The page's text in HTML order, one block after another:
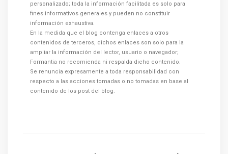
personalizado; toda la información facilitada es solo para
fines informativos generales y pueden no constituir
información exhaustiva.
En la medida que el blog contenga enlaces a otros
contenidos de terceros, dichos enlaces son solo para la
ampliar la información del lector, usuario o navegador;
Formantia no recomienda ni respalda dicho contenido.
Se renuncia expresamente a toda responsabilidad con
respecto a las acciones tomadas o no tomadas en base al
contenido de los post del blog.